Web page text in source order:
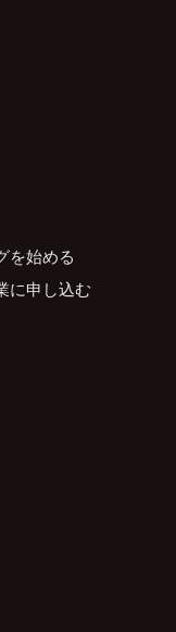
を始める
に申し込む